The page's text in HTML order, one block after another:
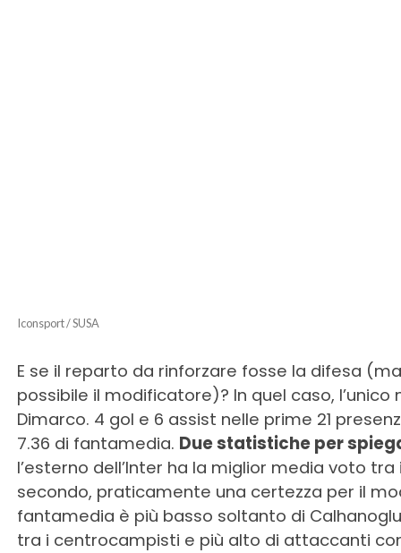
Iconsport / SUSA
E se il reparto da rinforzare fosse la difesa
possibile il modificatore)? In quel caso,
Dimarco. 4 gol e 6 assist nelle prime 21
7.36 di fantamedia. Due statistiche per
l’esterno dell’Inter ha la miglior media voto tra
secondo, praticamente una certezza per il
fantamedia è più basso soltanto di
tra i centrocampisti e più alto di attaccanti